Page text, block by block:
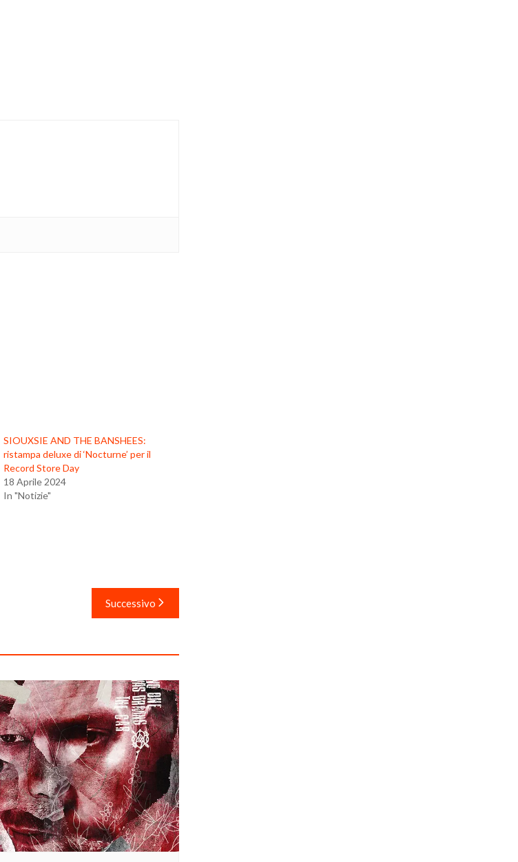
SIOUXSIE AND THE BANSHEES:
ristampa deluxe di ‘Nocturne’ per il
Record Store Day
18 Aprile 2024
In "Notizie"
Successivo